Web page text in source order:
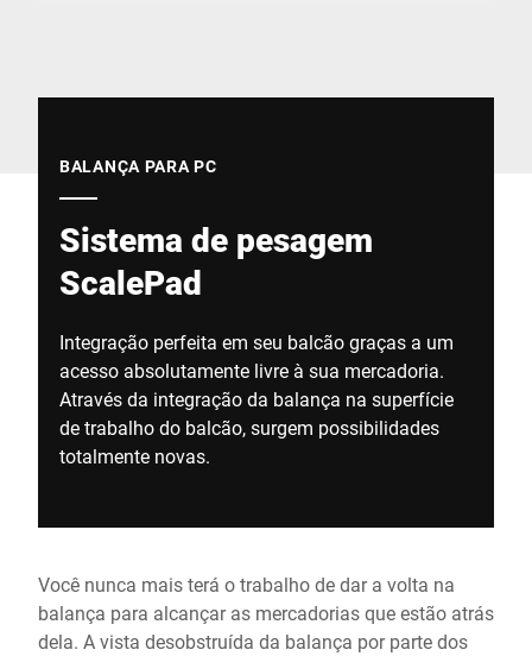
BALANÇA PARA PC
Sistema de pesagem
ScalePad
Integração perfeita em seu balcão graças a um
acesso absolutamente livre à sua mercadoria.
Através da integração da balança na superfície
de trabalho do balcão, surgem possibilidades
totalmente novas.
Você nunca mais terá o trabalho de dar a volta na
balança para alcançar as mercadorias que estão atrás
dela. A vista desobstruída da balança por parte dos